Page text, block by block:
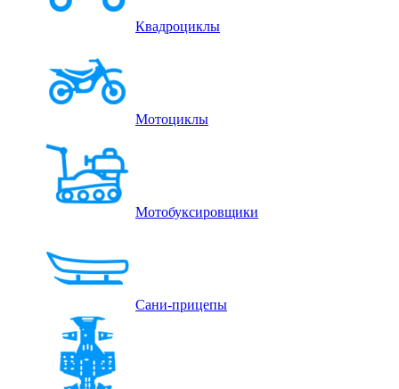
Квадроциклы
Мотоциклы
Мотобуксировщики
Сани-прицепы